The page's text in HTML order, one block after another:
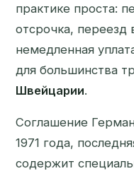
практике проста:
отсрочка, переезд
немедленная
для большинства
Швейцарии.
Соглашение
1971 года,
содержит